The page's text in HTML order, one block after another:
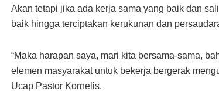
Akan tetapi jika ada kerja sama yang baik dan
baik hingga terciptakan kerukunan dan
“Maka harapan saya, mari kita bersama-sama,
elemen masyarakat untuk bekerja bergerak
Ucap Pastor Kornelis.